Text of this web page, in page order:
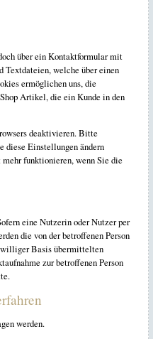
über ein Kontaktformular mit
Textdateien, welche über einen
ermöglichen uns, die
Artikel, die ein Kunde in den
deaktivieren. Bitte
diese Einstellungen ändern
funktionieren, wenn Sie die
eine Nutzerin oder Nutzer per
die von der betroffenen Person
Basis übermittelten
zur betroffenen Person
werden.